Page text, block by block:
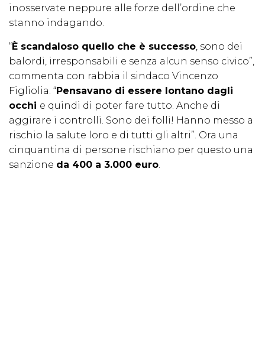
inosservate neppure alle forze dell’ordine che
stanno indagando.
“È scandaloso quello che è successo, sono dei
balordi, irresponsabili e senza alcun senso civico”,
commenta con rabbia il sindaco Vincenzo
Figliolia. “Pensavano di essere lontano dagli
occhi e quindi di poter fare tutto. Anche di
aggirare i controlli. Sono dei folli! Hanno messo a
rischio la salute loro e di tutti gli altri”. Ora una
cinquantina di persone rischiano per questo una
sanzione da 400 a 3.000 euro.